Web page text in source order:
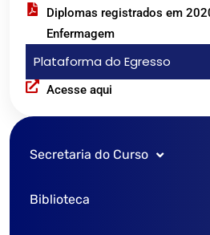
Diplomas registrados em
Enfermagem
Plataforma do Egresso
Acesse aqui
Secretaria do Curso
Vestibular
Biblioteca